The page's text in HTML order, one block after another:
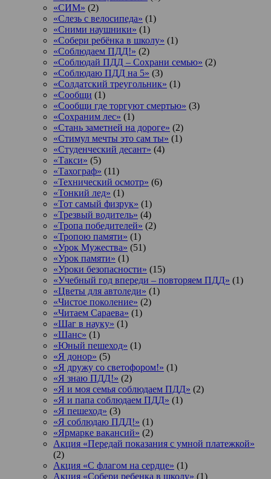
«СИМ» (2)
«Слезь с велосипеда» (1)
«Сними наушники» (1)
«Собери ребёнка в школу» (1)
«Соблюдаем ПДД!» (2)
«Соблюдай ПДД – Сохрани семью» (2)
«Соблюдаю ПДД на 5» (3)
«Солдатский треугольник» (1)
«Сообщи (1)
«Сообщи где торгуют смертью» (3)
«Сохраним лес» (1)
«Стань заметней на дороге» (2)
«Стимул мечты это сам ты» (1)
«Студенческий десант» (4)
«Такси» (5)
«Тахограф» (11)
«Технический осмотр» (6)
«Тонкий лед» (1)
«Тот самый физрук» (1)
«Трезвый водитель» (4)
«Тропа победителей» (2)
«Тропою памяти» (1)
«Урок Мужества» (51)
«Урок памяти» (1)
«Уроки безопасности» (15)
«Учебный год впереди – повторяем ПДД» (1)
«Цветы для автоледи» (1)
«Чистое поколение» (2)
«Читаем Сараева» (1)
«Шаг в науку» (1)
«Шанс» (1)
«Юный пешеход» (1)
«Я донор» (5)
«Я дружу со светофором!» (1)
«Я знаю ПДД!» (2)
«Я и моя семья соблюдаем ПДД» (2)
«Я и папа соблюдаем ПДД» (1)
«Я пешеход» (3)
«Я соблюдаю ПДД!» (1)
«Ярмарке вакансий» (2)
Акция «Передай показания с умной платежкой»
(2)
Акция «С флагом на сердце» (1)
Акция «Собери ребенка в школу» (1)